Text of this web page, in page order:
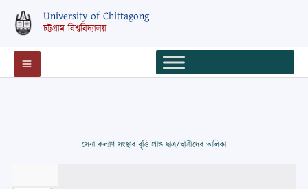
content
University of Chittagong
চট্টগ্রাম বিশ্ববিদ্যালয়
সেনা কল্যাণ সংস্থার বৃত্তি প্রাপ্ত ছাত্র/ছাত্রীদের তালিকা